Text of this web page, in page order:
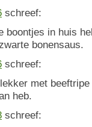
schreef:
in huis
bonensaus.
schreef:
met
heb.
schreef: